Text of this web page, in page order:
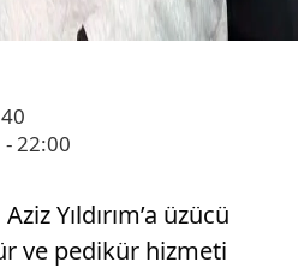
22:00
Yıldırım’a üzücü
ve pedikür hizmeti